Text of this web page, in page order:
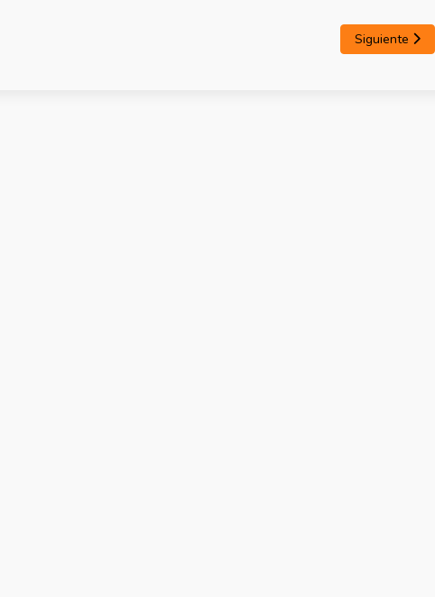
Siguiente